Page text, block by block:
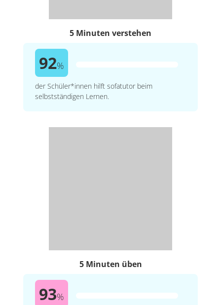
5 Minuten verstehen
92%
der Schüler*innen hilft sofatutor beim
selbstständigen Lernen.
5 Minuten üben
93%